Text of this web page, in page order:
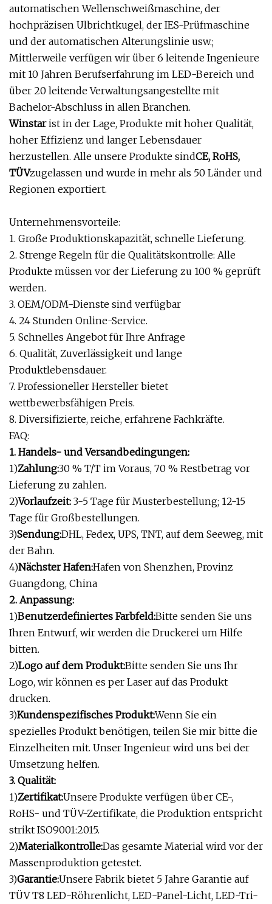
automatischen Wellenschweißmaschine, der
hochpräzisen Ulbrichtkugel, der IES-Prüfmaschine
und der automatischen Alterungslinie usw.;
Mittlerweile verfügen wir über 6 leitende Ingenieure
mit 10 Jahren Berufserfahrung im LED-Bereich und
über 20 leitende Verwaltungsangestellte mit
Bachelor-Abschluss in allen Branchen.
Winstarist in der Lage, Produkte mit hoher Qualität,
hoher Effizienz und langer Lebensdauer
herzustellen. Alle unsere Produkte sindCE, RoHS,
TÜVzugelassen und wurde in mehr als 50 Länder und
Regionen exportiert.
Unternehmensvorteile:
1. Große Produktionskapazität, schnelle Lieferung.
2. Strenge Regeln für die Qualitätskontrolle: Alle
Produkte müssen vor der Lieferung zu 100 % geprüft
werden.
3. OEM/ODM-Dienste sind verfügbar
4. 24 Stunden Online-Service.
5. Schnelles Angebot für Ihre Anfrage
6. Qualität, Zuverlässigkeit und lange
Produktlebensdauer.
7. Professioneller Hersteller bietet
wettbewerbsfähigen Preis.
8. Diversifizierte, reiche, erfahrene Fachkräfte.
FAQ:
1. Handels- und Versandbedingungen:
1)Zahlung:30 % T/T im Voraus, 70 % Restbetrag vor
Lieferung zu zahlen.
2)Vorlaufzeit: 3-5 Tage für Musterbestellung; 12-15
Tage für Großbestellungen.
3)Sendung:DHL, Fedex, UPS, TNT, auf dem Seeweg, mit
der Bahn.
4)Nächster Hafen:Hafen von Shenzhen, Provinz
Guangdong, China
2. Anpassung:
1)Benutzerdefiniertes Farbfeld:Bitte senden Sie uns
Ihren Entwurf, wir werden die Druckerei um Hilfe
bitten.
2)Logo auf dem Produkt:Bitte senden Sie uns Ihr
Logo, wir können es per Laser auf das Produkt
drucken.
3)Kundenspezifisches Produkt:Wenn Sie ein
spezielles Produkt benötigen, teilen Sie mir bitte die
Einzelheiten mit. Unser Ingenieur wird uns bei der
Umsetzung helfen.
3. Qualität:
1)Zertifikat:Unsere Produkte verfügen über CE-,
RoHS- und TÜV-Zertifikate, die Produktion entspricht
strikt ISO9001:2015.
2)Materialkontrolle:Das gesamte Material wird vor der
Massenproduktion getestet.
3)Garantie:Unsere Fabrik bietet 5 Jahre Garantie auf
TÜV T8 LED-Röhrenlicht, LED-Panel-Licht, LED-Tri-